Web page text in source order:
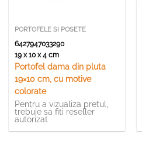
PORTOFELE SI POSETE
6427947033290
19 x 10 x 4 cm
Portofel dama din pluta
19×10 cm, cu motive
colorate
Pentru a vizualiza pretul,
trebuie sa fiti reseller
autorizat